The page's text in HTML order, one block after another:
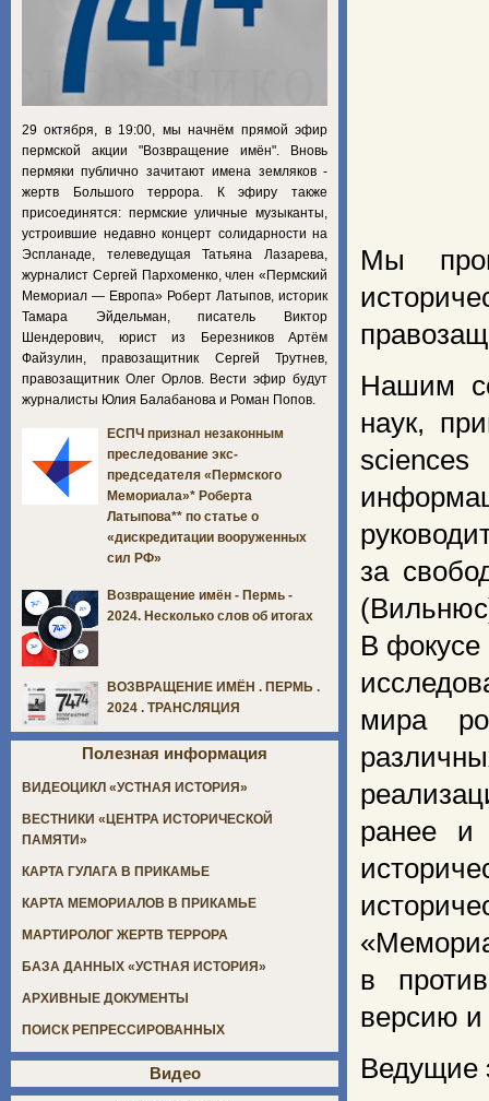
Мы
Нашим
наук,
за
В фокусе
мира
ранее и
в
версию и
Ведущие
29 октября, в 19:00, мы начнём прямой эфир
пермской акции "Возвращение имён". Вновь
пермяки публично зачитают имена земляков -
жертв Большого террора. К эфиру также
присоединятся: пермские уличные музыканты,
устроившие недавно концерт солидарности на
Эспланаде, телеведущая Татьяна Лазарева,
журналист Сергей Пархоменко, член «Пермский
Мемориал — Европа» Роберт Латыпов, историк
Тамара Эйдельман, писатель Виктор
Шендерович, юрист из Березников Артём
Файзулин, правозащитник Сергей Трутнев,
правозащитник Олег Орлов. Вести эфир будут
журналисты Юлия Балабанова и Роман Попов.
ЕСПЧ признал незаконным
преследование экс-
председателя «Пермского
Мемориала»* Роберта
Латыпова** по статье о
«дискредитации вооруженных
сил РФ»
Возвращение имён - Пермь -
2024. Несколько слов об итогах
ВОЗВРАЩЕНИЕ ИМЁН . ПЕРМЬ .
2024 . ТРАНСЛЯЦИЯ
Полезная информация
ВИДЕОЦИКЛ «УСТНАЯ ИСТОРИЯ»
ВЕСТНИКИ «ЦЕНТРА ИСТОРИЧЕСКОЙ
ПАМЯТИ»
КАРТА ГУЛАГА В ПРИКАМЬЕ
КАРТА МЕМОРИАЛОВ В ПРИКАМЬЕ
МАРТИРОЛОГ ЖЕРТВ ТЕРРОРА
БАЗА ДАННЫХ «УСТНАЯ ИСТОРИЯ»
АРХИВНЫЕ ДОКУМЕНТЫ
ПОИСК РЕПРЕССИРОВАННЫХ
Видео